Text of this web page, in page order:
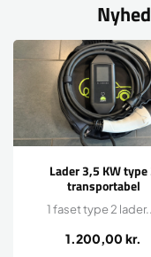
Lader 3,5 KW type
transportabel
1.200,00 kr.
1 faset type 2